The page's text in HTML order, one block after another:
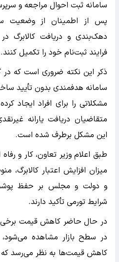
سامانه ثبت احوال مراجعه و
پس از اطمینان از وضعیت
دهک‌بندی و دریافت کالابرگ در
فرایند ثبت‌نام خود را تکمیل کنند.
ذکر این نکته ضروری است که در
سامانه هدفمندی بدون تأیید
مشکلاتی را برای افراد ایجاد
متقاضیان دریافت یارانه
این مشکل برطرف شده است.
طبق اعلام وزیر تعاون، کار و
میزان افزایش اعتبار کالابرگ،
و دولت و مجلس بر حفظ
شرایط تورمی تأکید دارند.
در حال حاضر کاهش قیمت برخی
در سطح بازار مشاهده می‌شود،
کاهش قیمت‌ها به نظر می‌رسد که